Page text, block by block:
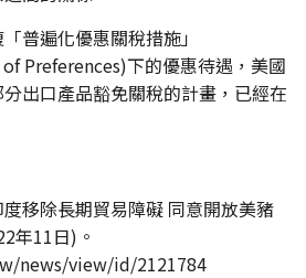
普遍化優惠關稅措施」
Preferences)下的優惠待遇，美國
出口產品豁免關稅的計畫，已經在
移除長期貿易障礙 同意開放美豬
年11日)。
news/view/id/2121784